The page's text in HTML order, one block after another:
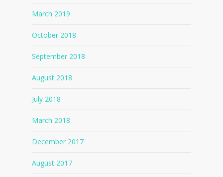
March 2019
October 2018
September 2018
August 2018
July 2018
March 2018
December 2017
August 2017